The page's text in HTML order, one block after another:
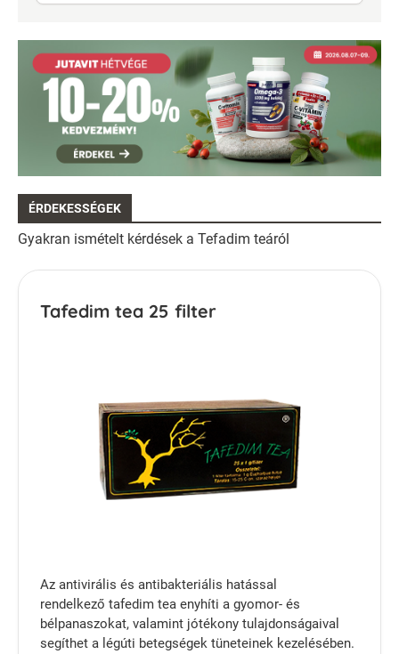
ÉRDEKESSÉGEK
Gyakran ismételt kérdések a Tefadim teáról
Tafedim tea 25 filter
Az antivirális és antibakteriális hatással
rendelkező tafedim tea enyhíti a gyomor- és
bélpanaszokat, valamint jótékony tulajdonságaival
segíthet a légúti betegségek tüneteinek kezelésében.